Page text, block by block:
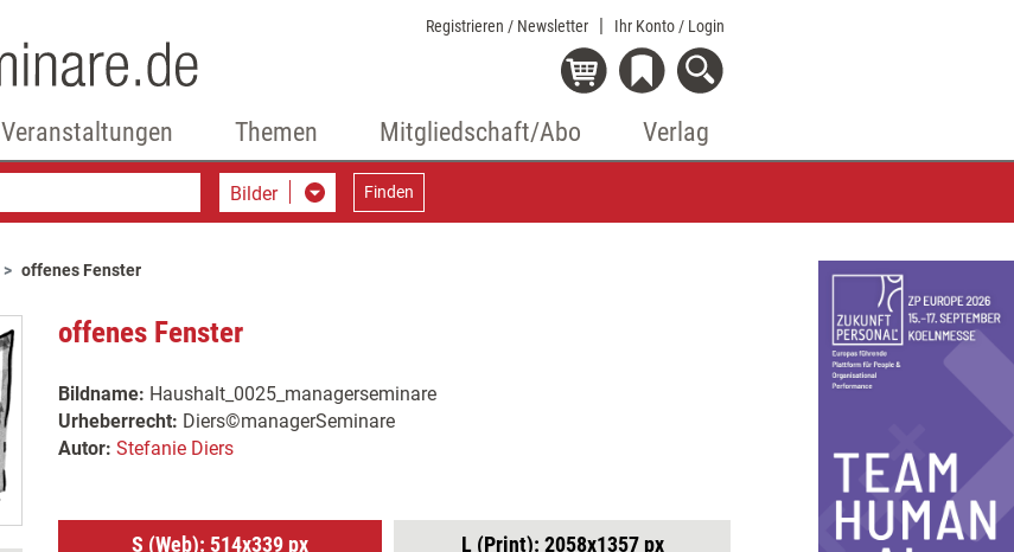
Registrieren / Newsletter Ihr Konto / Login
Veranstaltungen Themen Mitgliedschaft/Abo Verlag
Bilder Finden
offenes Fenster
offenes Fenster
Bildname: Haushalt_0025_managerseminare
Urheberrecht: Diers©managerSeminare
Autor: Stefanie Diers
S (Web): 514x339 px L (Print): 2058x1357 px